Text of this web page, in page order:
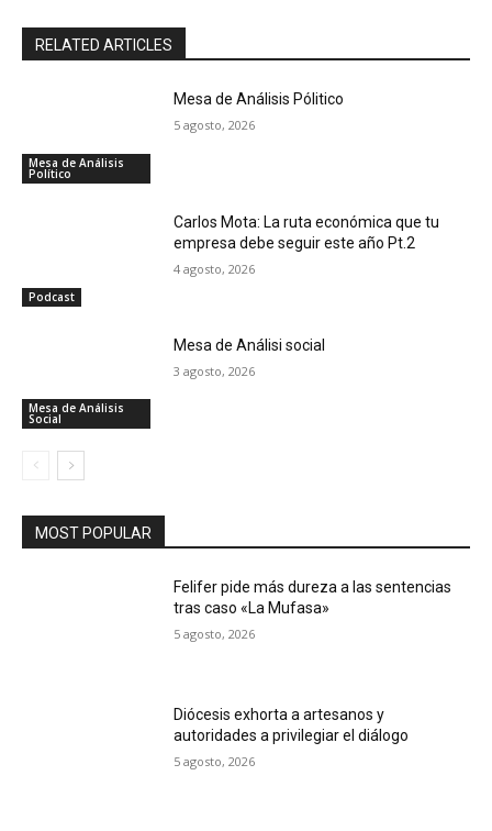
RELATED ARTICLES
Mesa de Análisis
Político
Mesa de Análisis Pólitico
5 agosto, 2026
Podcast
Carlos Mota: La ruta económica que tu
empresa debe seguir este año Pt.2
4 agosto, 2026
Mesa de Análisis
Social
Mesa de Análisi social
3 agosto, 2026
MOST POPULAR
Felifer pide más dureza a las sentencias
tras caso «La Mufasa»
5 agosto, 2026
Diócesis exhorta a artesanos y
autoridades a privilegiar el diálogo
5 agosto, 2026